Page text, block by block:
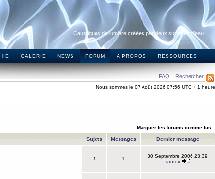
Caustiques de lumière créées par deux surfaces d’eau
GALERIE NEWS FORUM A PROPOS RESSOURCES
FAQ Rechercher
Nous sommes le 07 Août 2026 07:56 UTC + 1 heure
Marquer les forums comme lus
Sujets Messages Dernier message
1 1
30 Septembre 2006 23:39
xantox